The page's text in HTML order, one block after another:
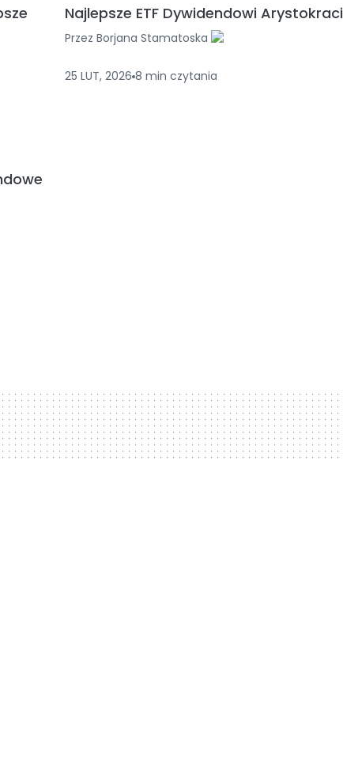
Najlepsze ETF Dywidendowi Arystokraci
Przez Borjana Stamatoska
25 LUT, 2026 8 min czytania